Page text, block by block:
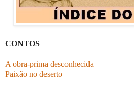
CONTOS
A obra-prima desconhecida
Paixão no deserto